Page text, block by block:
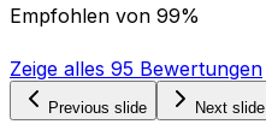
Empfohlen von 99%
Zeige alles 95 Bewertungen
Previous slide Next slide